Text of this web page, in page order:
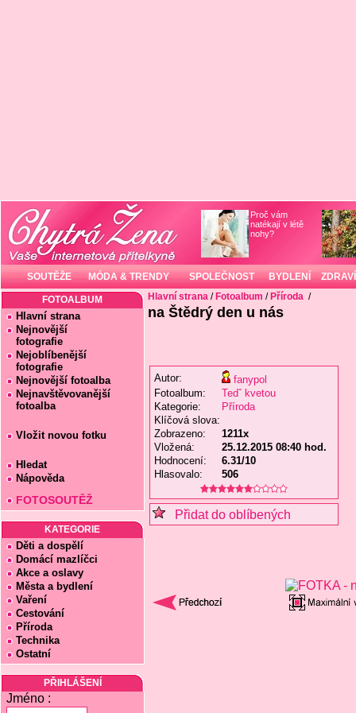
Proč vám
natékají v létě
nohy?
SOUTĚŽE MÓDA & TRENDY SPOLEČNOST BYDLENÍ ZDRAVÍ
FOTOALBUM
Hlavní strana
Nejnovější
fotografie
Nejoblíbenější
fotografie
Nejnovější fotoalba
Nejnavštěvovanější
fotoalba
Vložit novou fotku
Hledat
Nápověda
FOTOSOUTĚŽ
KATEGORIE
Děti a dospělí
Domácí mazlíčci
Akce a oslavy
Města a bydlení
Vaření
Cestování
Příroda
Technika
Ostatní
PŘIHLÁŠENÍ
Jméno :
Hlavní strana / Fotoalbum / Příroda /
na Štědrý den u nás
Autor:
fanypol
Fotoalbum:
Tedˇ kvetou
Kategorie:
Příroda
Klíčová slova:
Zobrazeno:
1211x
Vložená:
25.12.2015 08:40 hod.
Hodnocení:
6.31/10
Hlasovalo:
506
Přidat do oblíbených